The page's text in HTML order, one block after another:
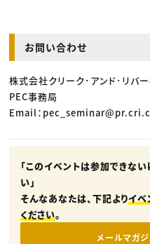
お問い合わせ
株式会社クリーク･アンド･リバ
PEC事務局
Email：
「このイベントは参加できな
い」
そんなあなたは、下記よりイベ
ください。
メールマガ